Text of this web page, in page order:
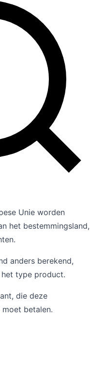
Unie worden
het bestemmingsland,
anders berekend,
type product.
die deze
betalen.